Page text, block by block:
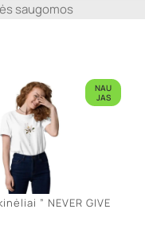
saugomos
NAU
JAS
” NEVER GIVE